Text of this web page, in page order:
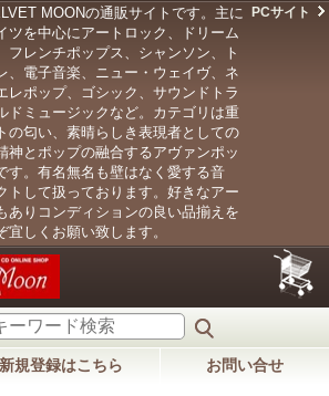
MOONの通販サイトです。主に
ツを中心にアートロック、ドリーム
フレンチポップス、シャンソン、ト
、電子音楽、ニュー・ウェイヴ、ネ
レポップ、ゴシック、サウンドトラ
ドミュージックなど。カテゴリは重
の匂い、素晴らしき表現者としての
神とポップの融合するアヴァンポッ
す。有名無名も壁はなく愛する音
トして扱っております。好きなアー
ありコンディションの良い品揃えを
しくお願い致します。
PCサイト
新規登録はこちら お問い合せ